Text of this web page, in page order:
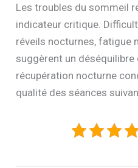
Les troubles du sommeil
indicateur critique.
réveils nocturnes, fatigue
suggèrent un déséquilibre
récupération nocturne
qualité des séances